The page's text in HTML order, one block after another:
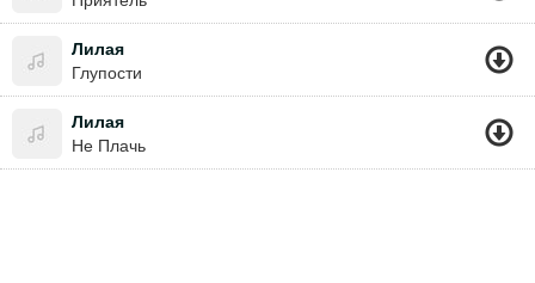
Лилая
Глупости
Лилая
Не Плачь